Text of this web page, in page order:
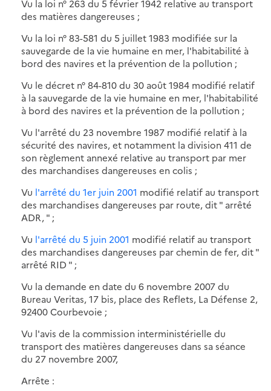
Vu la loi n° 263 du 5 février 1942 relative au transport
des matières dangereuses ;
Vu la loi n° 83-581 du 5 juillet 1983 modifiée sur la
sauvegarde de la vie humaine en mer, l'habitabilité à
bord des navires et la prévention de la pollution ;
Vu le décret n° 84-810 du 30 août 1984 modifié relatif
à la sauvegarde de la vie humaine en mer, l'habitabilité
à bord des navires et la prévention de la pollution ;
Vu l'arrêté du 23 novembre 1987 modifié relatif à la
sécurité des navires, et notamment la division 411 de
son règlement annexé relative au transport par mer
des marchandises dangereuses en colis ;
Vu l'arrêté du 1er juin 2001 modifié relatif au transport
des marchandises dangereuses par route, dit " arrêté
ADR, " ;
Vu l'arrêté du 5 juin 2001 modifié relatif au transport
des marchandises dangereuses par chemin de fer, dit "
arrêté RID " ;
Vu la demande en date du 6 novembre 2007 du
Bureau Veritas, 17 bis, place des Reflets, La Défense 2,
92400 Courbevoie ;
Vu l'avis de la commission interministérielle du
transport des matières dangereuses dans sa séance
du 27 novembre 2007,
Arrête :